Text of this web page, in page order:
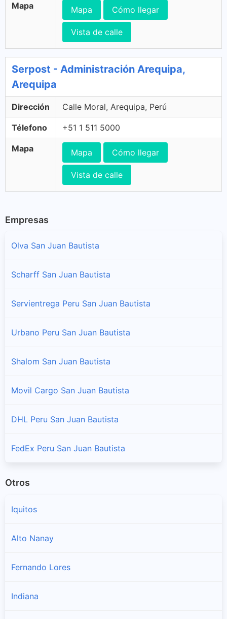
Mapa Mapa Cómo llegar
Vista de calle
Serpost - Administración Arequipa,
Arequipa
Dirección Calle Moral, Arequipa, Perú
Télefono +51 1 511 5000
Mapa Mapa Cómo llegar
Vista de calle
Empresas
Olva San Juan Bautista
Scharff San Juan Bautista
Servientrega Peru San Juan Bautista
Urbano Peru San Juan Bautista
Shalom San Juan Bautista
Movil Cargo San Juan Bautista
DHL Peru San Juan Bautista
FedEx Peru San Juan Bautista
Otros
Iquitos
Alto Nanay
Fernando Lores
Indiana